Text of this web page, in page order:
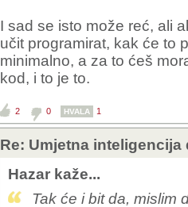
kako mi je 2000tih
detalje, generative
masu koda i dodjem
manje utrosenog
Mislim da je pre malo
narocito modernig
mogao izvuci ikakav
I sad se isto može reć, ali
učit programirat, kak će to
minimalno, a za to ćeš
kod, i to je to.
2 0 HVALA 1
Re: Umjetna
Hazar kaže...
Tak će i bit da, mislim